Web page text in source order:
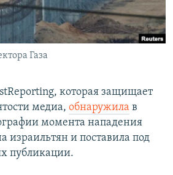
Газа
которая защищает
медиа, обнаружила в
момента нападения
израильтян и поставила под
публикации.